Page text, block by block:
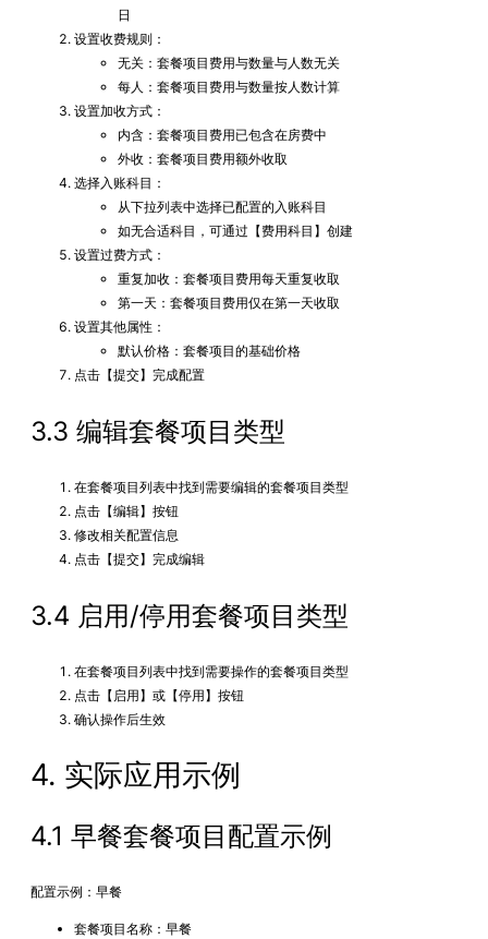
日
设置收费规则：
无关：套餐项目费用与数量与人数无关
每人：套餐项目费用与数量按人数计算
设置加收方式：
内含：套餐项目费用已包含在房费中
外收：套餐项目费用额外收取
选择入账科目：
从下拉列表中选择已配置的入账科目
如无合适科目，可通过【费用科目】创建
设置过费方式：
重复加收：套餐项目费用每天重复收取
第一天：套餐项目费用仅在第一天收取
设置其他属性：
默认价格：套餐项目的基础价格
点击【提交】完成配置
3.3 编辑套餐项目类型
在套餐项目列表中找到需要编辑的套餐项目类型
点击【编辑】按钮
修改相关配置信息
点击【提交】完成编辑
3.4 启用/停用套餐项目类型
在套餐项目列表中找到需要操作的套餐项目类型
点击【启用】或【停用】按钮
确认操作后生效
4. 实际应用示例
4.1 早餐套餐项目配置示例
配置示例：早餐
套餐项目名称：早餐